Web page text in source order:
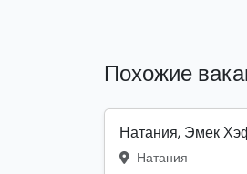
Похожие
Натания, Эмек
Натания